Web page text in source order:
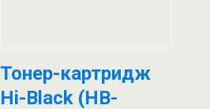
Тонер-картридж
Hi-Black (HB-